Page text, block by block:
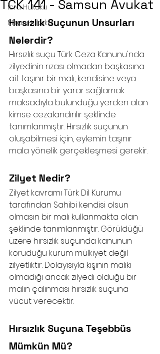
İcra Hukuku
Miras Hukuku
TCK 141 - Samsun Avukat
Hırsızlık Suçunun Unsurları
Nelerdir?
Hırsızlık suçu Türk Ceza Kanunu'nda
zilyedinin rızası olmadan başkasına
ait taşınır bir malı, kendisine veya
başkasına bir yarar sağlamak
maksadıyla bulunduğu yerden alan
kimse cezalandırılır şeklinde
tanımlanmıştır. Hırsızlık suçunun
oluşabilmesi için, eylemin taşınır
mala yönelik gerçekleşmesi gerekir.
Zilyet Nedir?
Zilyet kavramı Türk Dil Kurumu
tarafından Sahibi kendisi olsun
olmasın bir malı kullanmakta olan
şeklinde tanımlanmıştır. Görüldüğü
üzere hırsızlık suçunda kanunun
koruduğu kurum mülkiyet değil
zilyetliktir. Dolayısıyla kişinin maliki
olmadığı ancak zilyedi olduğu bir
malın çalınması hırsızlık suçuna
vücut verecektir.
Hırsızlık Suçuna Teşebbüs
Mümkün Mü?